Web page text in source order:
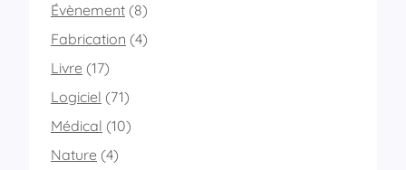
Évènement (8)
Fabrication (4)
Livre (17)
Logiciel (71)
Médical (10)
Nature (4)